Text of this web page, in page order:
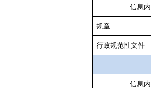
信息
规章
行政规范性文件
信息